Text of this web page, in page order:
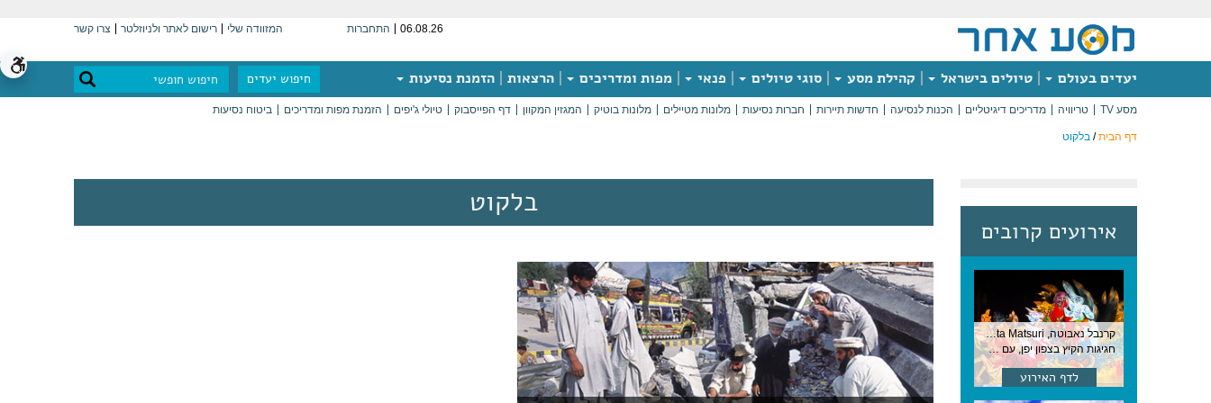
06.08.26 התחברות המזוודה שלי רישום לאתר ולניוזלטר צרו קשר
יעדים בעולם טיולים בישראל קהילת מסע סוגי טיולים פנאי מפות ומדריכים הרצאות הזמנת נסיעות חיפוש יעדים
מסע TV טריוויה מדריכים דיגיטליים הכנות לנסיעה חדשות תיירות חברות נסיעות מלונות מטיילים מלונות בוטיק המגזין המקוון דף הפייסבוק טיולי ג'יפים הזמנת מפות ומדריכים ביטוח נסיעות
דף הבית/ בלקוט
אירועים קרובים
קרנבל נאבוטה, Nebuta Matsuri ,יפן
חגיגות הקיץ בצפון יפן, עם תהלוכות ענק, ריקודים וזיקוקים. 6-2 באוגוסט, יפן
לדף האירוע
בלקוט